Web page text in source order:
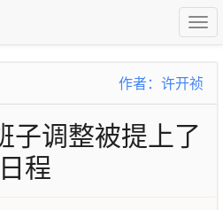
作者：许开祯
子调整被提上了
日程